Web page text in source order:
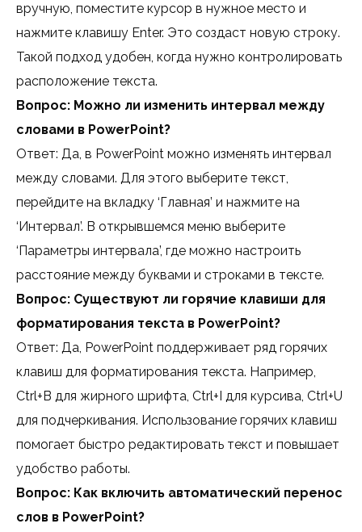
вручную, поместите курсор в нужное место и
нажмите клавишу Enter. Это создаст новую строку.
Такой подход удобен, когда нужно контролировать
расположение текста.
Вопрос: Можно ли изменить интервал между
словами в PowerPoint?
Ответ: Да, в PowerPoint можно изменять интервал
между словами. Для этого выберите текст,
перейдите на вкладку ‘Главная’ и нажмите на
‘Интервал’. В открывшемся меню выберите
‘Параметры интервала’, где можно настроить
расстояние между буквами и строками в тексте.
Вопрос: Существуют ли горячие клавиши для
форматирования текста в PowerPoint?
Ответ: Да, PowerPoint поддерживает ряд горячих
клавиш для форматирования текста. Например,
Ctrl+B для жирного шрифта, Ctrl+I для курсива, Ctrl+U
для подчеркивания. Использование горячих клавиш
помогает быстро редактировать текст и повышает
удобство работы.
Вопрос: Как включить автоматический перенос
слов в PowerPoint?